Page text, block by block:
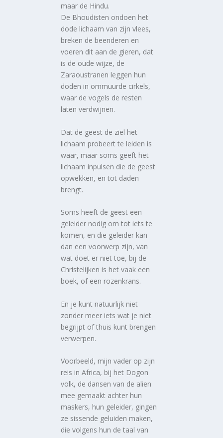
maar de Hindu.
De Bhoudisten ondoen het
dode lichaam van zijn vlees,
breken de beenderen en
voeren dit aan de gieren, dat
is de oude wijze, de
Zaraoustranen leggen hun
doden in ommuurde cirkels,
waar de vogels de resten
laten verdwijnen.
Dat de geest de ziel het
lichaam probeert te leiden is
waar, maar soms geeft het
lichaam inpulsen die de geest
opwekken, en tot daden
brengt.
Soms heeft de geest een
geleider nodig om tot iets te
komen, en die geleider kan
dan een voorwerp zijn, van
wat doet er niet toe, bij de
Christelijken is het vaak een
boek, of een rozenkrans.
En je kunt natuurlijk niet
zonder meer iets wat je niet
begrijpt of thuis kunt brengen
verwerpen.
Voorbeeld, mijn vader op zijn
reis in Africa, bij het Dogon
volk, de dansen van de alien
mee gemaakt achter hun
maskers, hun geleider, gingen
ze sissende geluiden maken,
die volgens hun de taal van